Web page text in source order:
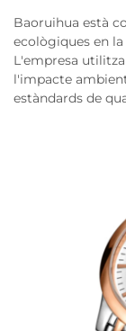
Baoruihua està
ecològiques en
L'empresa
l'impacte
estàndards de